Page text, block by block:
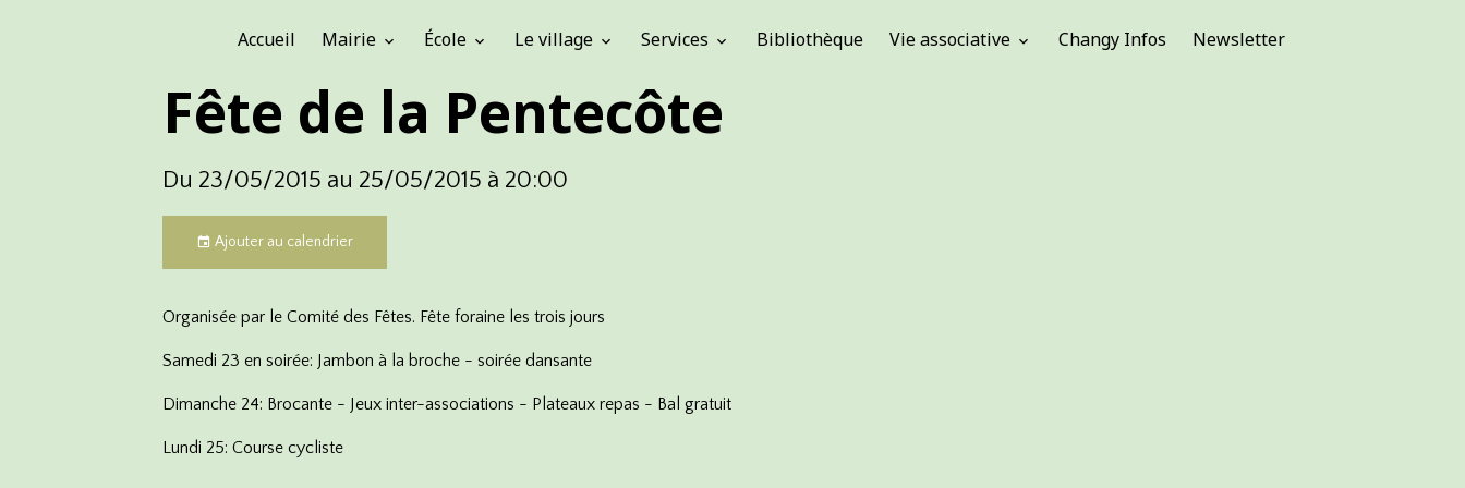
Accueil Mairie École Le village Services Bibliothèque Vie associative Changy Infos Newsletter
Fête de la Pentecôte
Du 23/05/2015 au 25/05/2015 à 20:00
Ajouter au calendrier
Organisée par le Comité des Fêtes. Fête foraine les trois jours
Samedi 23 en soirée: Jambon à la broche - soirée dansante
Dimanche 24: Brocante - Jeux inter-associations - Plateaux repas - Bal gratuit
Lundi 25: Course cycliste